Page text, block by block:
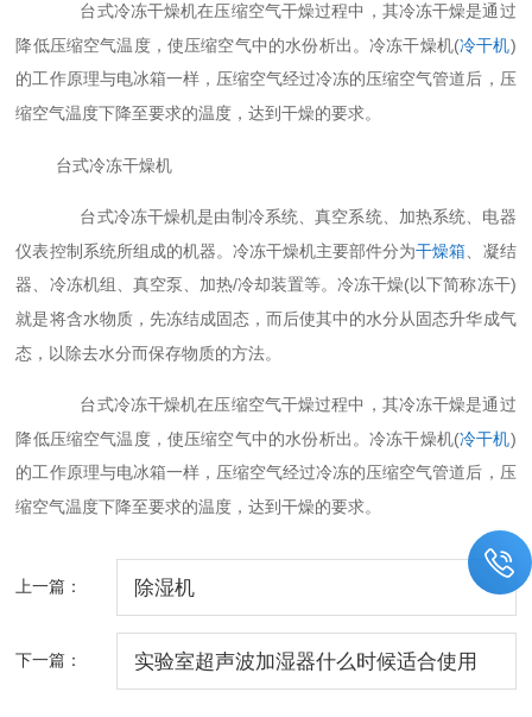
台式冷冻干燥机在压缩空气干燥过程中，其冷冻干燥是通过
降低压缩空气温度，使压缩空气中的水份析出。冷冻干燥机(冷干机)
的工作原理与电冰箱一样，压缩空气经过冷冻的压缩空气管道后，压
缩空气温度下降至要求的温度，达到干燥的要求。
台式冷冻干燥机
台式冷冻干燥机是由制冷系统、真空系统、加热系统、电器
仪表控制系统所组成的机器。冷冻干燥机主要部件分为干燥箱 、凝结
器、冷冻机组、真空泵、加热/冷却装置等。冷冻干燥(以下简称冻干)
就是将含水物质，先冻结成固态，而后使其中的水分从固态升华成气
态，以除去水分而保存物质的方法。
台式冷冻干燥机在压缩空气干燥过程中，其冷冻干燥是通过
降低压缩空气温度，使压缩空气中的水份析出。冷冻干燥机(冷干机)
的工作原理与电冰箱一样，压缩空气经过冷冻的压缩空气管道后，压
缩空气温度下降至要求的温度，达到干燥的要求。
上一篇： 除湿机
下一篇： 实验室超声波加湿器什么时候适合使用